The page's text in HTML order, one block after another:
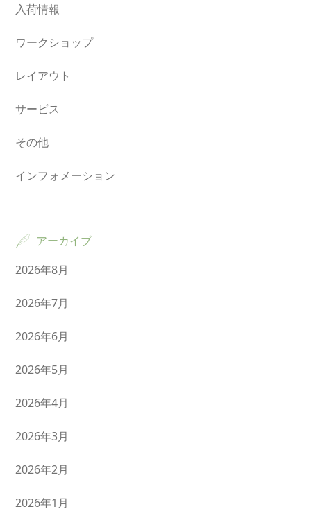
入荷情報
ワークショップ
レイアウト
サービス
その他
インフォメーション
アーカイブ
2026年8月
2026年7月
2026年6月
2026年5月
2026年4月
2026年3月
2026年2月
2026年1月